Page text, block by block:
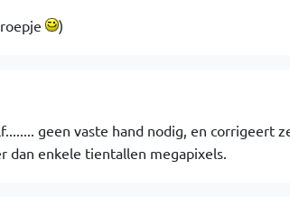
)
geen vaste hand nodig, en corrigeert
dan enkele tientallen megapixels.